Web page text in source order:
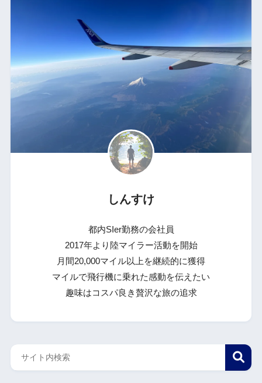
しんすけ
都内SIer勤務の会社員
2017年より陸マイラー活動を開始
月間20,000マイル以上を継続的に獲得
マイルで飛行機に乗れた感動を伝えたい
趣味はコスパ良き贅沢な旅の追求